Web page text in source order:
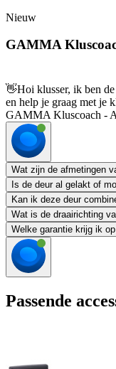
Nieuw
GAMMA
👋Hoi klusser, ik ben
en help je graag met je
GAMMA Kluscoach -
Wat zijn de afmetingen
Is de deur al gelakt of
Kan ik deze deur
Wat is de draairichting
Welke garantie krijg ik
Passende